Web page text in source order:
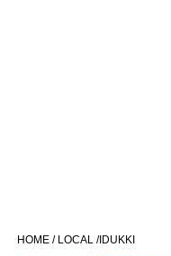
HOME / LOCAL /IDUKKI